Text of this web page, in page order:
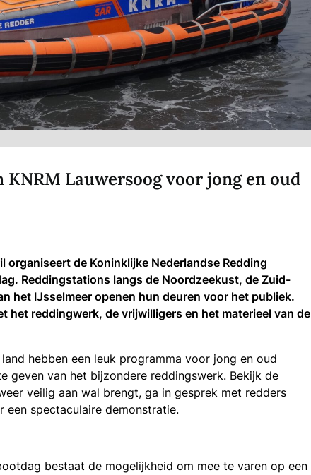
KNRM Lauwersoog voor jong en oud
organiseert de Koninklijke Nederlandse Redding
Reddingstations langs de Noordzeekust, de Zuid-
het IJsselmeer openen hun deuren voor het publiek.
het reddingwerk, de vrijwilligers en het materieel van de
hebben een leuk programma voor jong en oud
geven van het bijzondere reddingswerk. Bekijk de
veilig aan wal brengt, ga in gesprek met redders
een spectaculaire demonstratie.
bestaat de mogelijkheid om mee te varen op een